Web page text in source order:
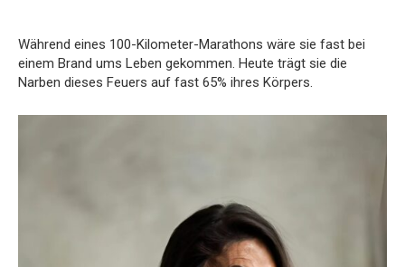
Während eines 100-Kilometer-Marathons wäre sie fast bei
einem Brand ums Leben gekommen. Heute trägt sie die
Narben dieses Feuers auf fast 65% ihres Körpers.